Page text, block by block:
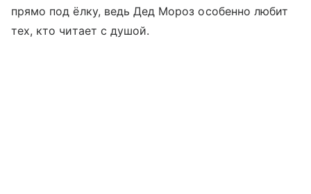
прямо под ёлку, ведь Дед Мороз особенно любит
тех, кто читает с душой.